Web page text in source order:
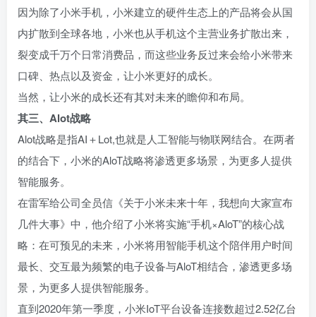
因为除了小米手机，小米建立的硬件生态上的产品将会从国
内扩散到全球各地，小米也从手机这个主营业务扩散出来，
裂变成千万个日常消费品，而这些业务反过来会给小米带来
口碑、热点以及资金，让小米更好的成长。
当然，让小米的成长还有其对未来的瞻仰和布局。
其三、Alot战略
Alot战略是指AI＋Lot,也就是人工智能与物联网结合。在两者
的结合下，小米的AloT战略将渗透更多场景，为更多人提供
智能服务。
在雷军给公司全员信《关于小米未来十年，我想向大家宣布
几件大事》中，他介绍了小米将实施“手机×AloT”的核心战
略：在可预见的未来，小米将用智能手机这个陪伴用户时间
最长、交互最为频繁的电子设备与AloT相结合，渗透更多场
景，为更多人提供智能服务。
直到2020年第一季度，小米IoT平台设备连接数超过2.52亿台